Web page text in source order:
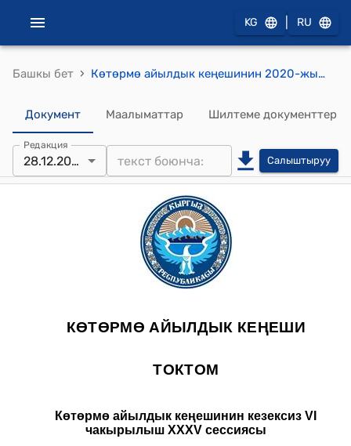
KG RU
Башкы бет › Көтөрмө айылдык кеңешинин 2020-жылдын 28-декабрындагы № 35/7 "Көтөрмө айыл аймагына башка айыл аймактарынан келген малдардын жайытка төлөнүүчү акысын бекитүү жана тартипке келтирүү жөнүндө" токтому
Документ Маалыматтар Шилтеме документтер
Редакция
28.12.2020 Салыштыруу